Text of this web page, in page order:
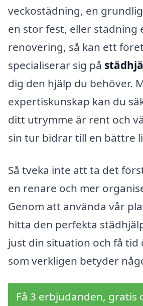
veckostädning, en
en stor fest, eller städning
renovering, så kan ett
specialiserar sig på
dig den hjälp du behöver.
expertiskunskap kan du
ditt utrymme är rent och
sin tur bidrar till en bättre
Så tveka inte att ta det
en renare och mer
Genom att använda vår
hitta den perfekta
just din situation och få tid
som verkligen betyder
Få 3 erbjudanden, gratis